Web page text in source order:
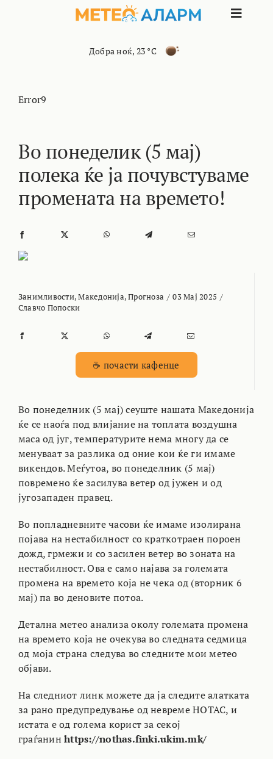
Toggle
КОНТАКТ
Добра ноќ, 23 °C
Error9
Во понеделик (5 мај)
полека ќе ја почувстуваме
промената на времето!
Занимливости,Македонија,Прогноза / 03 Мај 2025 /
Славчо Попоски
☕ почасти кафенце
Во понеделник (5 мај) сеуште нашата Македонија
ќе се наоѓа под влијание на топлата воздушна
маса од југ, температурите нема многу да се
менуваат за разлика од оние кои ќе ги имаме
викендов. Меѓутоа, во понеделник (5 мај)
повремено ќе засилува ветер од јужен и од
југозападен правец.
Во попладневните часови ќе имаме изолирана
појава на нестабилност со краткотраен пороен
дожд, грмежи и со засилен ветер во зоната на
нестабилност. Ова е само најава за големата
промена на времето која не чека од (вторник 6
мај) па во деновите потоа.
Детална метео анализа околу големата промена
на времето која не очекува во следната седмица
од моја страна следува во следните мои метео
објави.
На следниот линк можете да ја следите алатката
за рано предупредување од невреме НОТАС, и
истата е од голема корист за секој
граѓанин https://nothas.finki.ukim.mk/